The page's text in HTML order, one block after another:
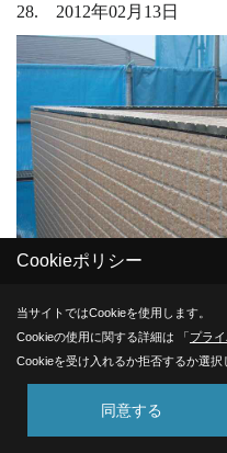
28. 2012年02月13日
外壁のｱｸｾﾝﾄ部分も施工が
Cookieポリシー
当サイトではCookieを使用します。
Cookieの使用に関する詳細は 「プラ
Cookieを受け入れるか拒否するか選択
同意する